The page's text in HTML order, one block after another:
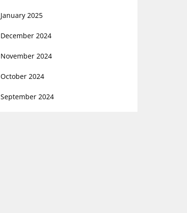
January 2025
December 2024
November 2024
October 2024
September 2024